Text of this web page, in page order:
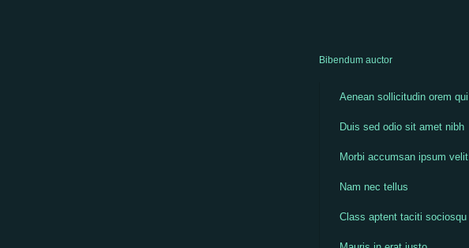
Bibendum auctor
Aenean sollicitudin orem qui
Duis sed odio sit amet nibh
Morbi accumsan ipsum velit
Nam nec tellus
Class aptent taciti sociosqu